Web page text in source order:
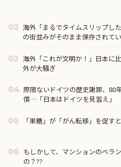
02 海外「まるでタイムスリップし
の街並みがそのまま保存されて
03 海外「これが文明か！」日本に
外が大騒ぎ
04 際限ないドイツの歴史謝罪、80
償…「日本はドイツを見習え」
05 「果糖」が「がん転移」を促す
06 もしかして、マンションのベラ
の？??